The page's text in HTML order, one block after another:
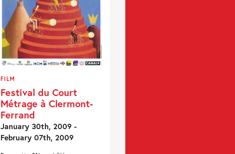
FILM
Festival du Court
Métrage à Clermont-
Ferrand
January 30th, 2009 -
February 07th, 2009